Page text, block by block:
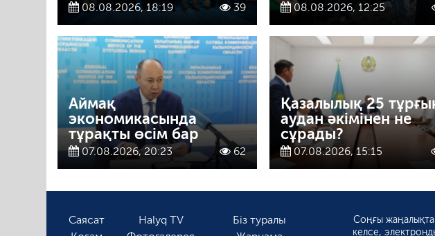
08.08.2026, 18:19 39 08.08.2026, 12:25
Аймақ
экономикасында
тұрақты өсім бар
07.08.2026, 20:23 62
Қазалылық 25
аудан әкімінен не
сұрады?
07.08.2026, 15:15
Саясат
Halyq TV
Біз туралы
Соңғы
келсе,